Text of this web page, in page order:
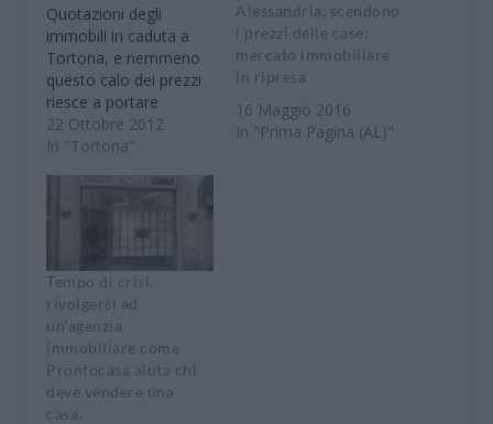
Quotazioni degli
immobili in caduta a
Tortona, e nemmeno
questo calo dei prezzi
riesce a portare
sostanziali benefici al
mercato delle
L’inversione di
tendenza ancora non
c’è. Il mercato
immobiliare sta
vivendo una stagione
di forte difficoltà, a
causa della grande
quantità di case
invendute, dei pochi
clienti disposti…
22 Ottobre 2012
In "Tortona"
Alessandria, scendono
i prezzi delle case:
mercato immobiliare
in ripresa
16 Maggio 2016
In "Prima Pagina (AL)"
Tempo di crisi,
rivolgersi ad
un'agenzia
immobiliare come
Prontocasa aiuta chi
deve vendere una
casa.